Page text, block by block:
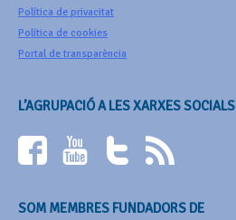
Política de privacitat
Política de cookies
Portal de transparència
L’AGRUPACIÓ A LES XARXES SOCIALS
SOM MEMBRES FUNDADORS DE